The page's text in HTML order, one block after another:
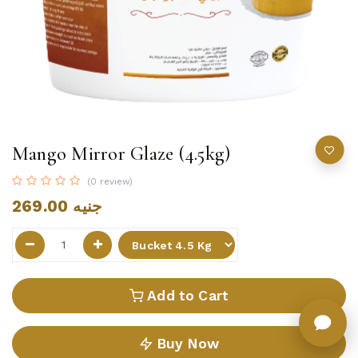
Mango Mirror Glaze (4.5kg)
(0 review)
269.00 جنيه
Add to Cart
Buy Now